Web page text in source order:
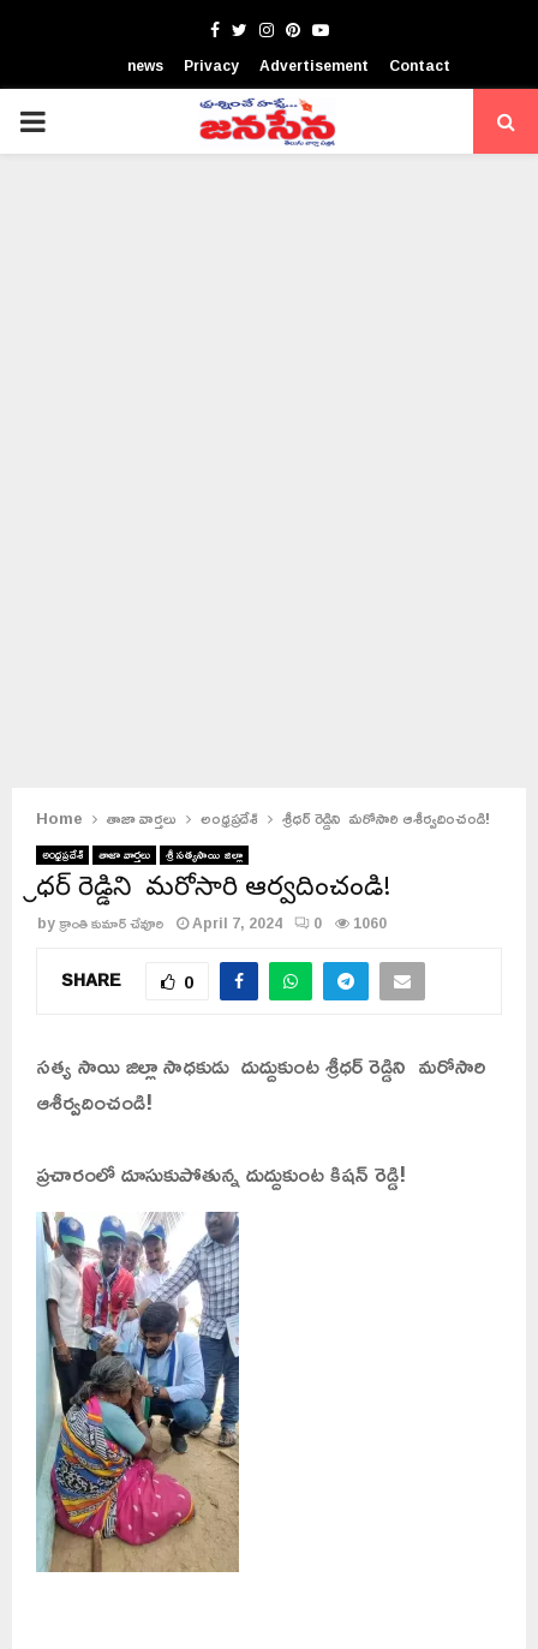
Facebook
TwitterInstagram
Pinterest
Youtube
news Privacy Advertisement Contact
PRIMARY
Home తాజా వార్తలు అంధ్రప్రదేశ్ శ్రీధర్ రెడ్డిని మరోసారి ఆశీర్వదించండి!
అంధ్రప్రదేశ్ తాజా వార్తలు శ్రీ సత్యసాయి జిల్లా
శ్రీధర్ రెడ్డిని మరోసారి ఆశీర్వదించండి!
byక్రాంతి కుమార్ చేవూరి April 7, 2024 0 1060
SHARE 0
సత్య సాయి జిల్లా సాధకుడు దుద్దుకుంట శ్రీధర్ రెడ్డిని మరోసారి
ఆశీర్వదించండి!
ప్రచారంలో దూసుకుపోతున్న దుద్దుకుంట కిషన్ రెడ్డి!